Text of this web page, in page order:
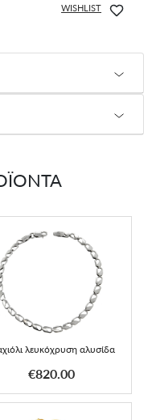
WISHLIST
λευκόχρυση αλυσίδα
€820.00